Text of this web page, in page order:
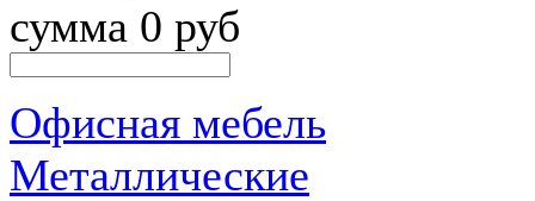
сумма 0 руб
Офисная мебель
Металлические